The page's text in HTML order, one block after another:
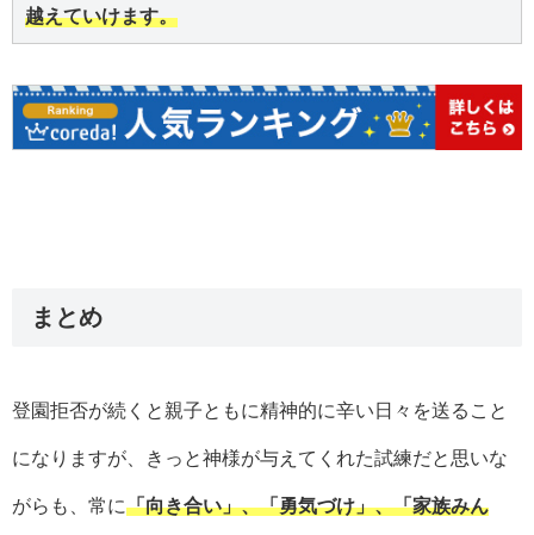
越えていけます。
まとめ
登園拒否が続くと親子ともに精神的に辛い日々を送ること
になりますが、きっと神様が与えてくれた試練だと思いな
がらも、常に「向き合い」、「勇気づけ」、「家族みん